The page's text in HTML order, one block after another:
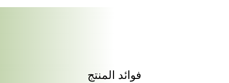
فوائد المنتج